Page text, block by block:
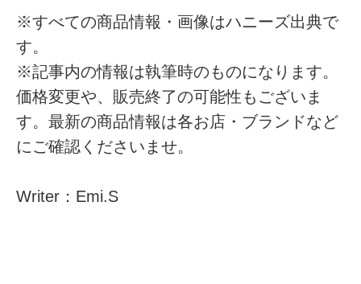
※すべての商品情報・画像はハニーズ出典で
す。
※記事内の情報は執筆時のものになります。
価格変更や、販売終了の可能性もございま
す。最新の商品情報は各お店・ブランドなど
にご確認くださいませ。
Writer：Emi.S